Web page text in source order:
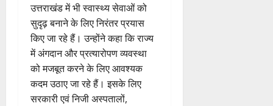
उत्तराखंड में भी स्वास्थ्य सेवाओं को
सुदृढ़ बनाने के लिए निरंतर प्रयास
किए जा रहे हैं। उन्होंने कहा कि राज्य
में अंगदान और प्रत्यारोपण व्यवस्था
को मजबूत करने के लिए आवश्यक
कदम उठाए जा रहे हैं। इसके लिए
सरकारी एवं निजी अस्पतालों,